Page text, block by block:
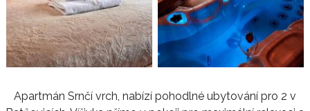
Apartmán Srnčí vrch, nabízí pohodlné ubytování pro 2 v